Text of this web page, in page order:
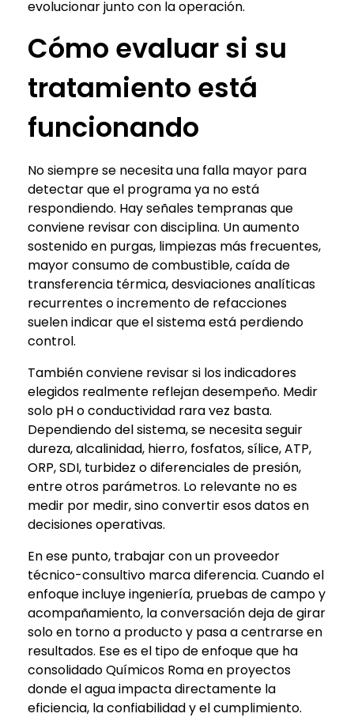
evolucionar junto con la operación.
Cómo evaluar si su
tratamiento está
funcionando
No siempre se necesita una falla mayor para
detectar que el programa ya no está
respondiendo. Hay señales tempranas que
conviene revisar con disciplina. Un aumento
sostenido en purgas, limpiezas más frecuentes,
mayor consumo de combustible, caída de
transferencia térmica, desviaciones analíticas
recurrentes o incremento de refacciones
suelen indicar que el sistema está perdiendo
control.
También conviene revisar si los indicadores
elegidos realmente reflejan desempeño. Medir
solo pH o conductividad rara vez basta.
Dependiendo del sistema, se necesita seguir
dureza, alcalinidad, hierro, fosfatos, sílice, ATP,
ORP, SDI, turbidez o diferenciales de presión,
entre otros parámetros. Lo relevante no es
medir por medir, sino convertir esos datos en
decisiones operativas.
En ese punto, trabajar con un proveedor
técnico-consultivo marca diferencia. Cuando el
enfoque incluye ingeniería, pruebas de campo y
acompañamiento, la conversación deja de girar
solo en torno a producto y pasa a centrarse en
resultados. Ese es el tipo de enfoque que ha
consolidado Químicos Roma en proyectos
donde el agua impacta directamente la
eficiencia, la confiabilidad y el cumplimiento.